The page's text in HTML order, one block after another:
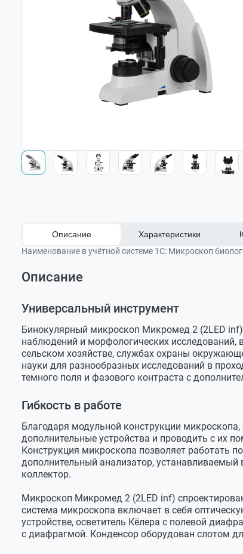
Описание Характеристики
Наименование в учётной системе 1С: Микроскоп
Описание
Универсальный инструмент
Бинокулярный микроскоп Микромед 2 (2LED
наблюдений и морфологических
сельском хозяйстве, службах охраны
науки для разнообразных исследований в
темного поля и фазового контраста с
Гибкость в работе
Благодаря модульной конструкции
дополнительные устройства и проводить с их
Конструкция микроскопа позволяет работать
дополнительный анализатор,
коллектор.
Микроскоп Микромед 2 (2LED inf)
система микроскопа включает в себя
устройстве, осветитель Кёлера с полевой
с диафрагмой. Конденсор оборудован слотом
Микромед 2 (2 LED inf.)
Увеличение с дополнительной оптикой
Длина тубуса
Визуальная насадка
Насадка
Тип насадки
Угол наклона окулярных тубусов
Поворот насадки 360⁰
Посадочный диаметр окуляров
Регулировка межзрачкового расстояния 48-
Штатив микроскопа Микромед (2LED inf) со
Бинокулярная насадка, поворотная 360⁰, с
Револьвер на 4 гнезда для объективов
Двухкоординатный прямоугольный
Адаптер C-Mount 0.5х
Конденсор Аббе, иммерсионный, апертура
Объектив ахромат 4х/0.13 ∞/0.17
Объектив ахромат 10х/0,30 ∞/0.17
Объектив ахромат S 40х/0,70 ∞/0.17
Окуляр широкопольный WF10х/20 с
Светофильтр голубой
Светофильтр зеленый
Оставить отзыв
Задать вопрос